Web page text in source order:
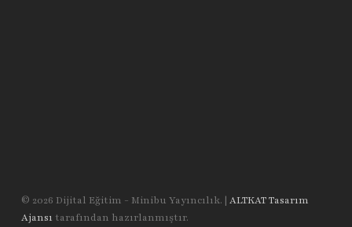
© 2026 Dijital Eğitim - Minibu Yayıncılık. | ALTKAT Tasarım
Ajansı tarafından hazırlanmıştır.